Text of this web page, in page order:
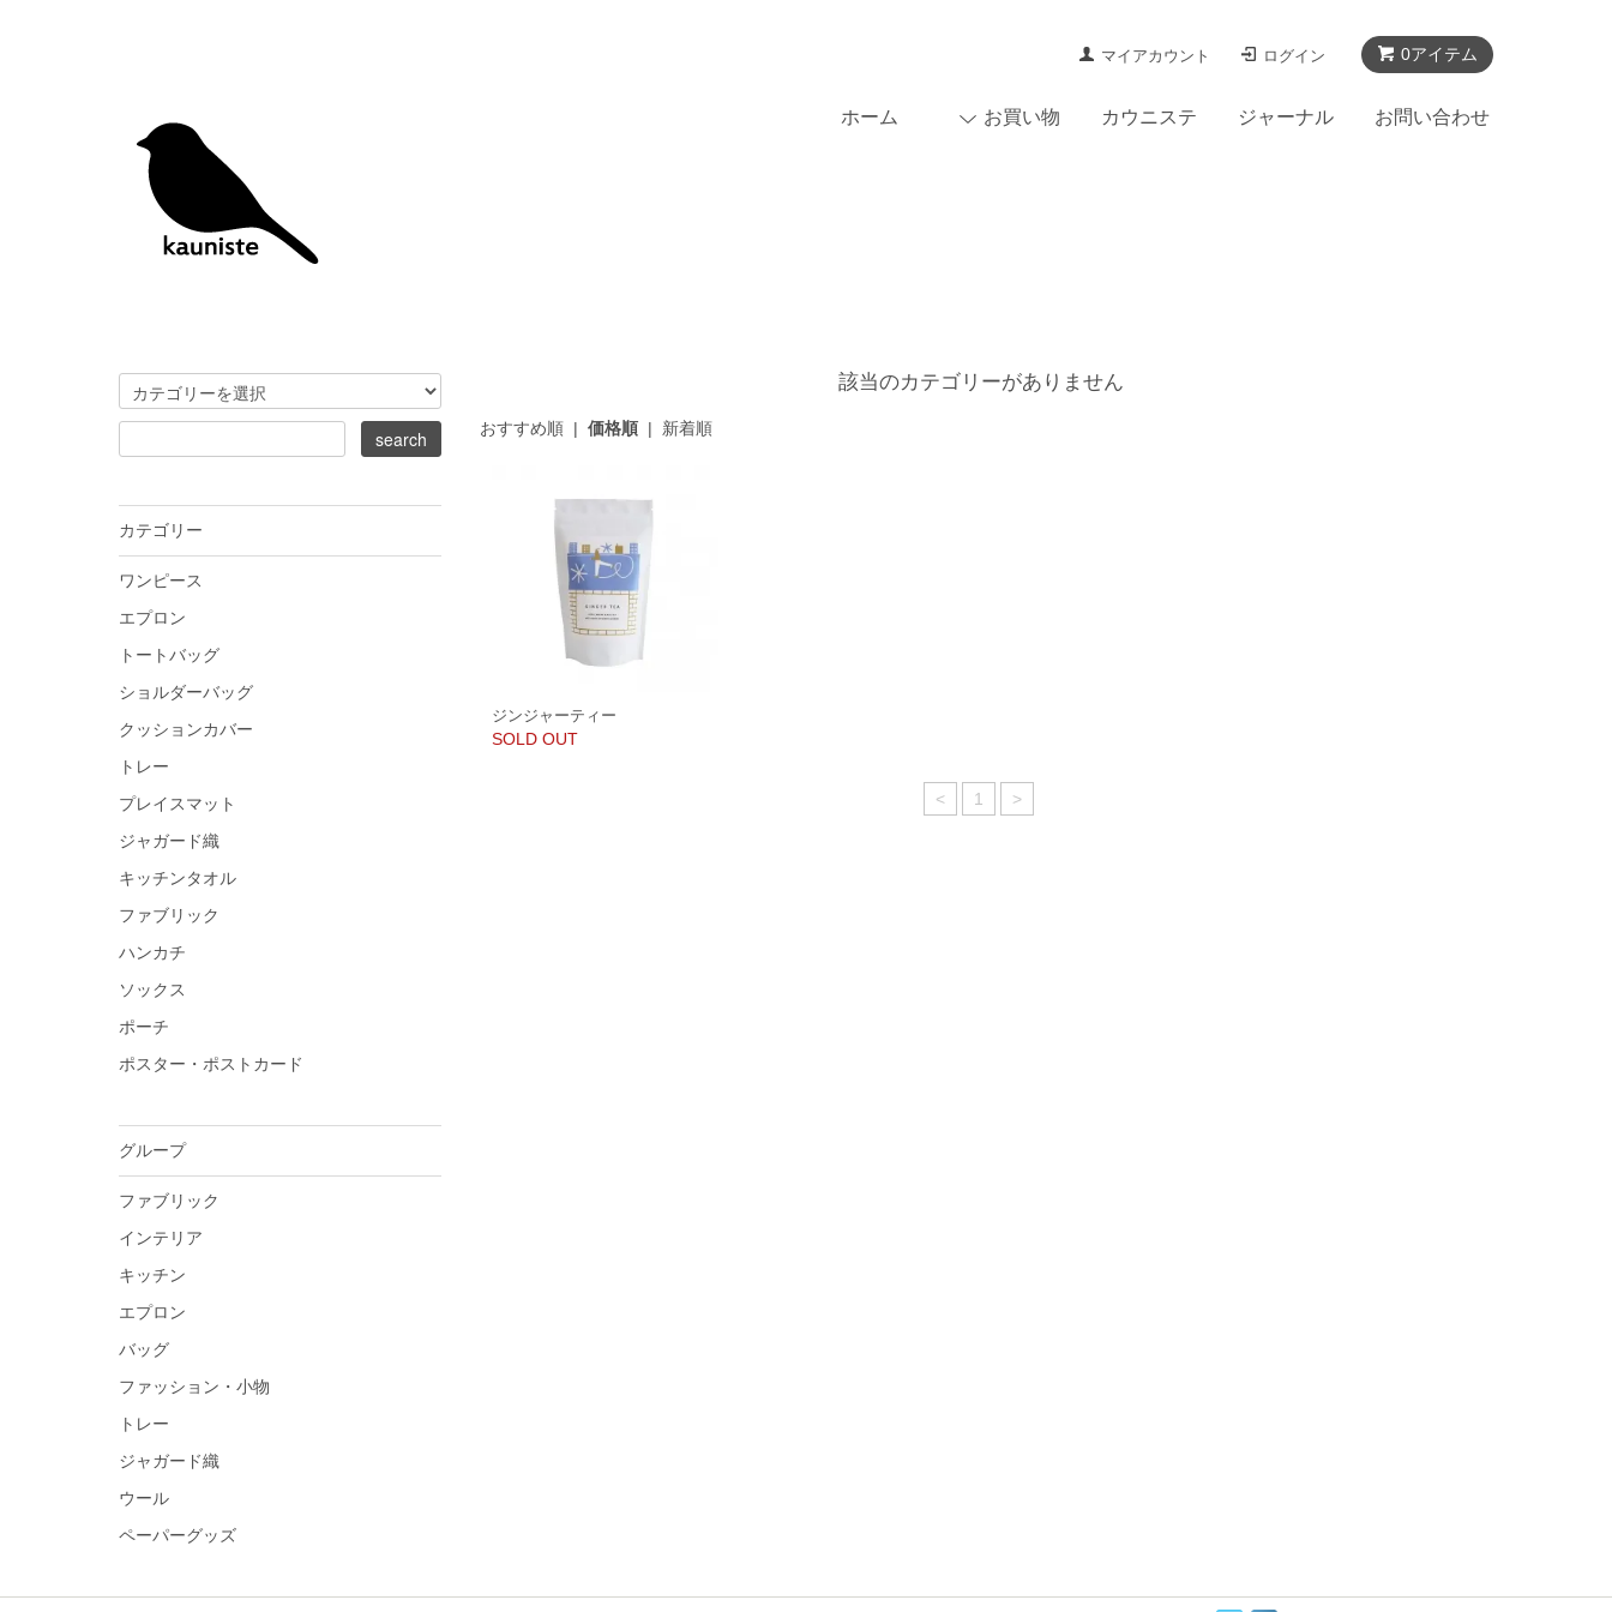
0アイテム
マイアカウント ログイン
ホーム お買い物 カウニステ ジャーナル お問い合わせ
該当のカテゴリーがありません
おすすめ順| 価格順| 新着順
ジンジャーティー
SOLD OUT
< 1 >
カテゴリー
ワンピース
エプロン
トートバッグ
ショルダーバッグ
クッションカバー
トレー
プレイスマット
ジャガード織
キッチンタオル
ファブリック
ハンカチ
ソックス
ポーチ
ポスター・ポストカード
グループ
ファブリック
インテリア
キッチン
エプロン
バッグ
ファッション・小物
トレー
ジャガード織
ウール
ペーパーグッズ